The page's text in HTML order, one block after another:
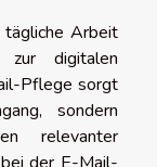
Arbeit
zur digitalen
Pflege sorgt
sondern
relevanter